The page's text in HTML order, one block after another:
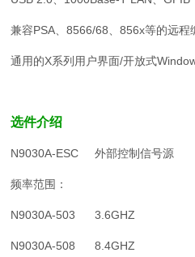
兼容PSA、8566/68、856x等的远程
通用的X系列用户界面/开放式
选件介绍
N9030A-ESC 外部控制信号源
频率范围：
N9030A-503 3.6GHZ
N9030A-508 8.4GHZ